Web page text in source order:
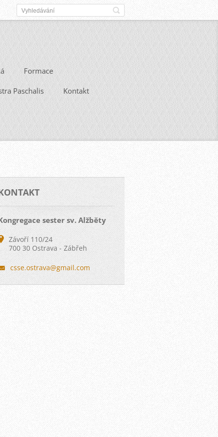
Formace
Paschalis Kontakt
sester sv. Alžběty
Závoří 110/24
700 30 Ostrava - Zábřeh
csse.ostrava@gmail.com